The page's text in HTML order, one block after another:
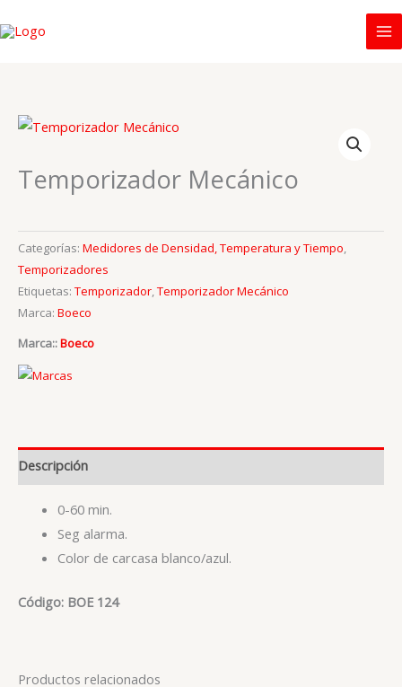
al
Temporizador Mecánico
Categorías: Medidores de Densidad, Temperatura y Tiempo,
Temporizadores
Etiquetas: Temporizador,Temporizador Mecánico
Marca: Boeco
Marca::Boeco
Descripción
0-60 min.
Seg alarma.
Color de carcasa blanco/azul.
Código: BOE 124
Productos relacionados